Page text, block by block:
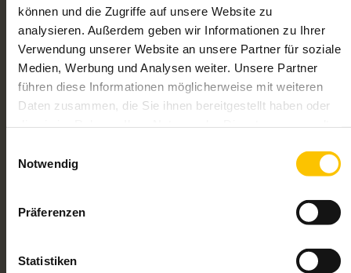
können und die Zugriffe auf unsere Website zu
analysieren. Außerdem geben wir Informationen zu Ihrer
Verwendung unserer Website an unsere Partner für soziale
Medien, Werbung und Analysen weiter. Unsere Partner
führen diese Informationen möglicherweise mit weiteren
Daten zusammen, die Sie ihnen bereitgestellt haben oder
Notwendig
Präferenzen
Statistiken